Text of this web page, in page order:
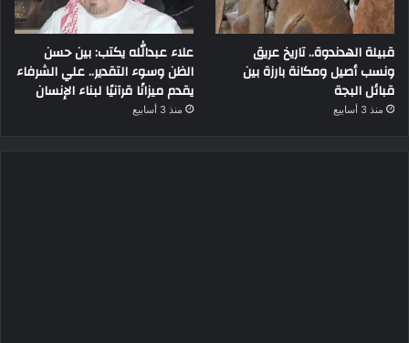
قبيلة الهدندوة.. تاريخ عريق
ونسب أصيل ومكانة بارزة بين
قبائل البجة
منذ 3 أسابيع
علاء عبدالله يكتب: بين حسن
الظن وسوء التقدير.. علي الشرفاء
يقدم ميزانًا قرآنيًا لبناء الإنسان
منذ 3 أسابيع